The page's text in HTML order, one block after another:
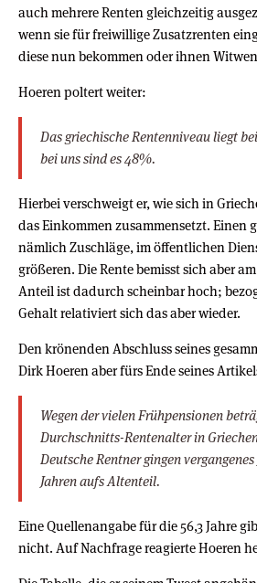
auch mehrere Renten gleichzeitig
wenn sie für freiwillige Zusatzrenten
diese nun bekommen oder ihnen
Hoeren poltert weiter:
Das griechische Rentenniveau liegt
bei uns sind es 48%.
Hierbei verschweigt er, wie sich in
das Einkommen zusammensetzt. Einen
nämlich Zuschläge, im öffentlichen
größeren. Die Rente bemisst sich aber
Anteil ist dadurch scheinbar hoch;
Gehalt relativiert sich das aber wieder.
Den krönenden Abschluss seines
Dirk Hoeren aber fürs Ende seines
Wegen der vielen Frühpensionen
Durchschnitts-Rentenalter in
Deutsche Rentner gingen
Jahren aufs Altenteil.
Eine Quellenangabe für die 56,3 Jahre
nicht. Auf Nachfrage reagierte Hoeren